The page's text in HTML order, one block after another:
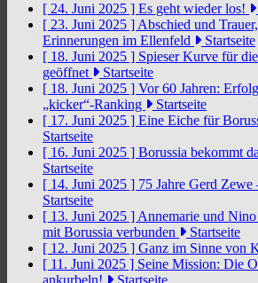
[ 24. Juni 2025 ] Es geht wieder los!
[ 23. Juni 2025 ] Abschied und
Erinnerungen im Ellenfeld
Startseite
[ 18. Juni 2025 ] Spieser Kurve für
geöffnet
Startseite
[ 18. Juni 2025 ] Vor 60 Jahren:
„kicker“-Ranking
Startseite
[ 17. Juni 2025 ] Eine Eiche für
Startseite
[ 16. Juni 2025 ] Borussia bekommt
Startseite
[ 14. Juni 2025 ] 75 Jahre Gerd
Startseite
[ 13. Juni 2025 ] Annemarie und
mit Borussia verbunden
Startseite
[ 12. Juni 2025 ] Ganz im Sinne von
[ 11. Juni 2025 ] Seine Mission: Die
ankurbeln!
Startseite